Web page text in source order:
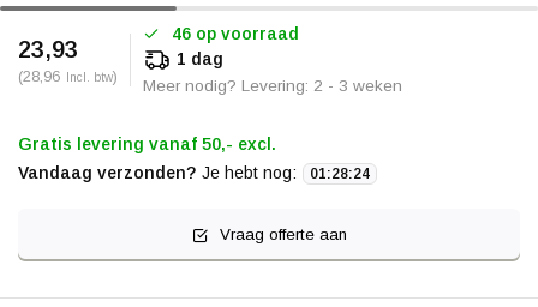
23,93
(28,96 Incl. btw)
46 op voorraad
1 dag
Meer nodig? Levering: 2 - 3 weken
Gratis levering vanaf 50,- excl.
Vandaag verzonden? Je hebt nog: 01:28:24
Vraag offerte aan